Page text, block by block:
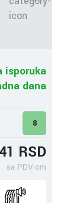
isporuka
dana
8
RSD
sa PDV-om